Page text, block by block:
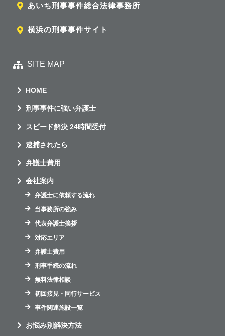
あいち刑事事件総合法律事務所
横浜の刑事事件サイト
SITE MAP
HOME
刑事事件に強い弁護士
スピード解決 24時間受付
逮捕されたら
弁護士費用
会社案内
弁護士に依頼する流れ
当事務所の強み
代表弁護士挨拶
対応エリア
弁護士費用
刑事手続の流れ
無料法律相談
初回接見・同行サービス
事件関連施設一覧
お悩み別解決方法